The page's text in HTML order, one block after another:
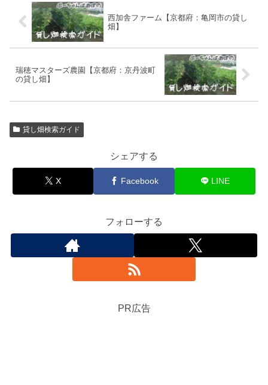
西加舎ファーム【京都府：亀岡市の貸し
畑】
瑞穂マスターズ農園【京都府：京丹波町
の貸し畑】
貸し畑検索ガイド
シェアする
X Facebook LINE
フォローする
PR広告